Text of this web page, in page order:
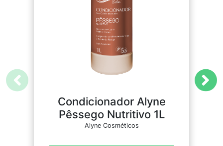
Condicionador Alyne
Pêssego Nutritivo 1L
Alyne Cosméticos